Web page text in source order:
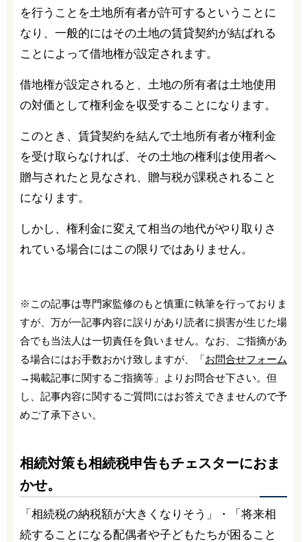
を行うことを土地所有者が許可するということに
なり、一般的にはその土地の賃貸契約が結ばれる
ことによって借地権が設定されます。
借地権が設定されると、土地の所有者は土地使用
の対価として権利金を収受することになります。
このとき、賃貸契約を結んで土地所有者が権利金
を受け取らなければ、その土地の権利は使用者へ
贈与されたと見なされ、贈与税が課税されること
になります。
しかし、権利金に変えて相当の地代がやり取りさ
れている場合にはこの限りではありません。
※この記事は専門家監修のもと慎重に執筆を行っておりま
すが、万が一記事内容に誤りがあり読者に損害が生じた場
合でも当法人は一切責任を負いません。なお、ご指摘があ
る場合にはお手数おかけ致しますが、「お問合せフォーム
→掲載記事に関するご指摘等」よりお問合せ下さい。但
し、記事内容に関するご質問にはお答えできませんので予
めご了承下さい。
相続対策も相続税申告もチェスターにおま
かせ。
「相続税の納税額が大きくなりそう」・「将来相
続することになる配偶者や子どもたちが困ること